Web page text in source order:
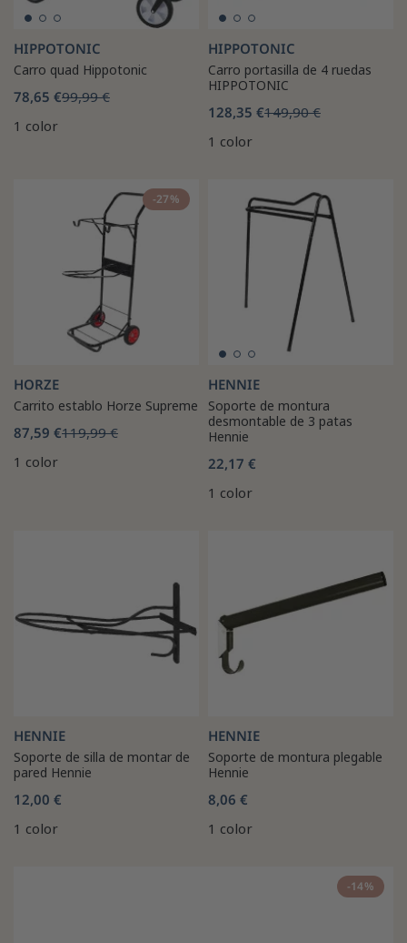
HIPPOTONIC
Carro quad Hippotonic
78,65 €99,99 €
1 color
HIPPOTONIC
Carro portasilla de 4 ruedas
HIPPOTONIC
128,35 €149,90 €
1 color
-27%
HORZE
Carrito establo Horze Supreme
87,59 €119,99 €
1 color
HENNIE
Soporte de montura
desmontable de 3 patas
Hennie
22,17 €
1 color
HENNIE
Soporte de silla de montar de
pared Hennie
12,00 €
1 color
HENNIE
Soporte de montura plegable
Hennie
8,06 €
1 color
-14%